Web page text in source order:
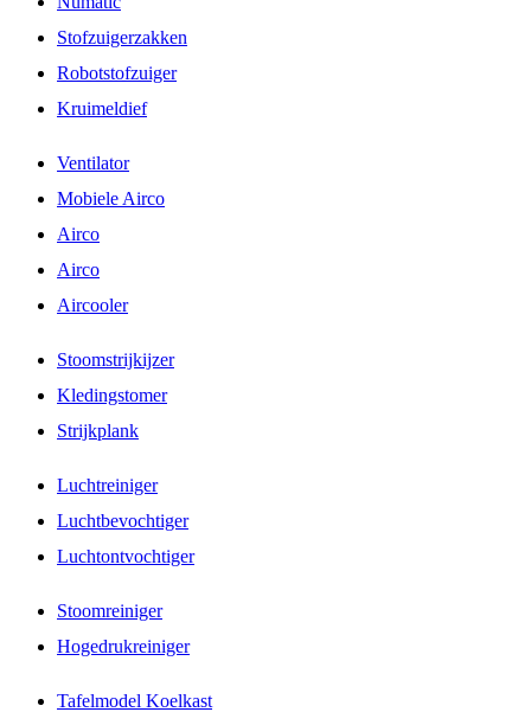
Stofzuigerzakken
Robotstofzuiger
Kruimeldief
Ventilator
Mobiele Airco
Airco
Airco
Aircooler
Stoomstrijkijzer
Kledingstomer
Strijkplank
Luchtreiniger
Luchtbevochtiger
Luchtontvochtiger
Stoomreiniger
Hogedrukreiniger
Tafelmodel Koelkast